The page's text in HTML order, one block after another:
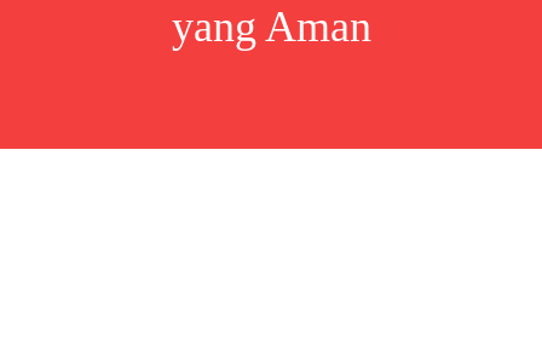
yang Aman